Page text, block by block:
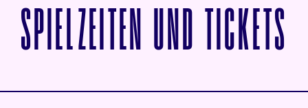
SPIELZEITEN UND TICKETS